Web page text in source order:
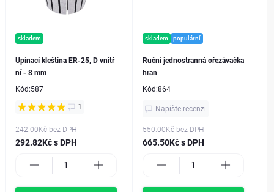
skladem
Upínací kleština ER-25, D vnitř
ní - 8 mm
Kód:587
1
242.00Kč bez DPH
292.82Kč s DPH
skladem populární
Ruční jednostranná ořezávačka
hran
Kód:864
Napište recenzi
550.00Kč bez DPH
665.50Kč s DPH